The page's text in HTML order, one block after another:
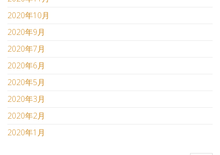
2020年10月
2020年9月
2020年7月
2020年6月
2020年5月
2020年3月
2020年2月
2020年1月